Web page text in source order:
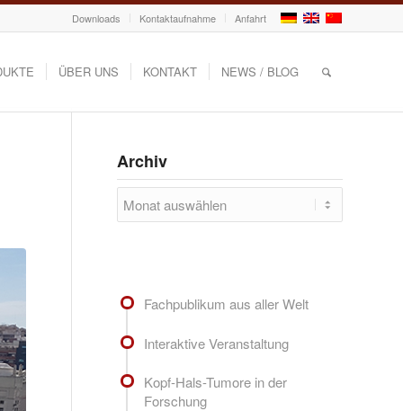
Downloads Kontaktaufnahme Anfahrt
ÜBER UNS KONTAKT NEWS / BLOG
Archiv
Fachpublikum aus aller Welt
Interaktive Veranstaltung
Kopf-Hals-Tumore in der
Forschung